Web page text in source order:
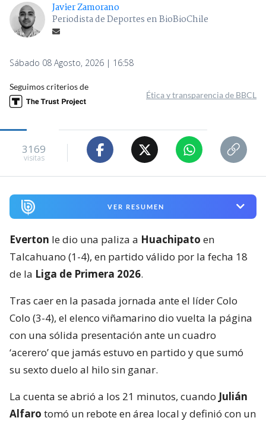
Javier Zamorano
Periodista de Deportes en BioBioChile
Sábado 08 Agosto, 2026 | 16:58
Seguimos criterios de
Ética y transparencia de BBCL
3169
visitas
VER RESUMEN
Everton le dio una paliza a Huachipato en
Talcahuano (1-4), en partido válido por la fecha 18
de la Liga de Primera 2026.
Tras caer en la pasada jornada ante el líder Colo
Colo (3-4), el elenco viñamarino dio vuelta la página
con una sólida presentación ante un cuadro
‘acerero’ que jamás estuvo en partido y que sumó
su sexto duelo al hilo sin ganar.
La cuenta se abrió a los 21 minutos, cuando Julián
Alfaro tomó un rebote en área local y definió con un